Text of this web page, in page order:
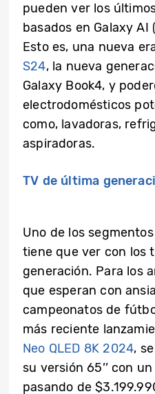
pueden ver los
basados en Galaxy
Esto es, una nueva
S24, la nueva
Galaxy Book4, y
electrodomésticos
como, lavadoras,
aspiradoras.
TV de última
Uno de los
tiene que ver con los
generación. Para los
que esperan con
campeonatos de
más reciente
Neo QLED 8K 2024,
su versión 65’’ con
pasando de